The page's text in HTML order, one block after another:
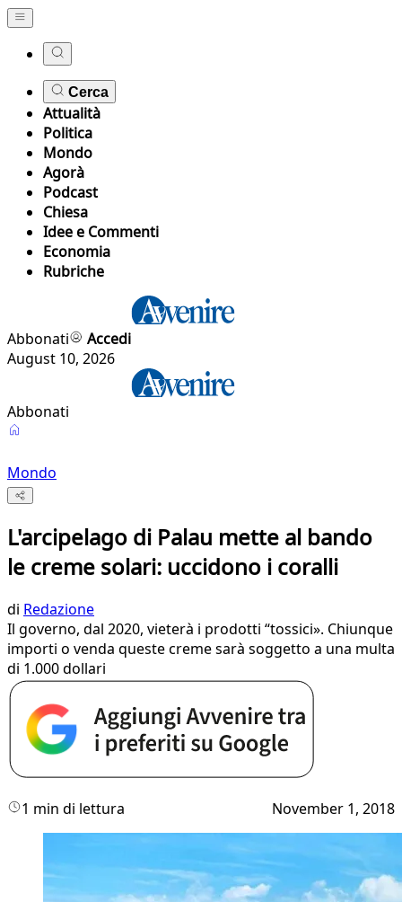
Cerca
Attualità
Politica
Mondo
Agorà
Podcast
Chiesa
Idee e Commenti
Economia
Rubriche
Abbonati
Accedi
August 10, 2026
Abbonati
Mondo
L'arcipelago di Palau mette al bando
le creme solari: uccidono i coralli
di Redazione
Il governo, dal 2020, vieterà i prodotti “tossici». Chiunque
importi o venda queste creme sarà soggetto a una multa
di 1.000 dollari
1 min di lettura November 1, 2018